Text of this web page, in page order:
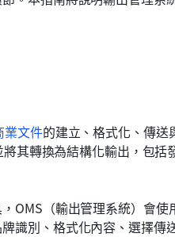
業文件的建立、格式化、傳送
其轉換為結構化輸出，包
OMS（輸出管理系統）會
識別、格式化內容、選擇傳